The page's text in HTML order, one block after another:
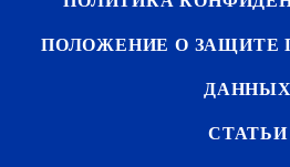
ПОЛОЖЕНИЕ О ЗАЩИТЕ
ДАННЫХ
СТАТЬИ